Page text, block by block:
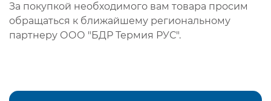
За покупкой необходимого вам товара просим
обращаться к ближайшему региональному
партнеру ООО "БДР Термия РУС".